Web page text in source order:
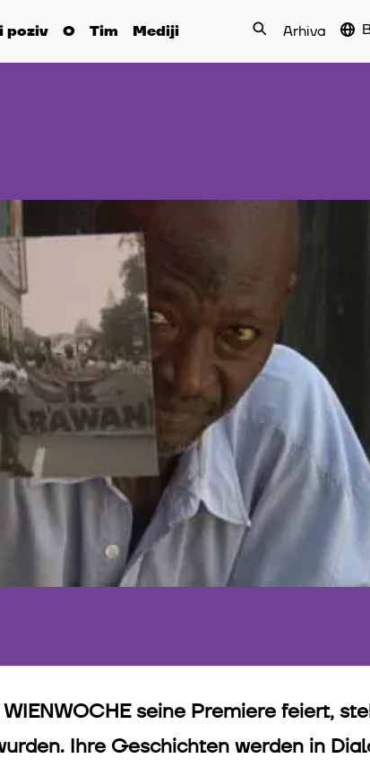
poziv O Tim Mediji Arhiva
seine Premiere feiert,
Ihre Geschichten werden in